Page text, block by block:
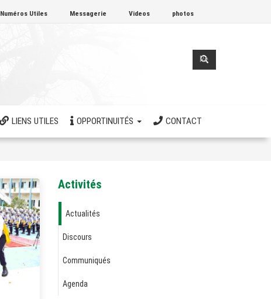
Numéros Utiles Messagerie Videos photos
LIENS UTILES OPPORTINUITÉS CONTACT
Activités
Actualités
Discours
Communiqués
Agenda